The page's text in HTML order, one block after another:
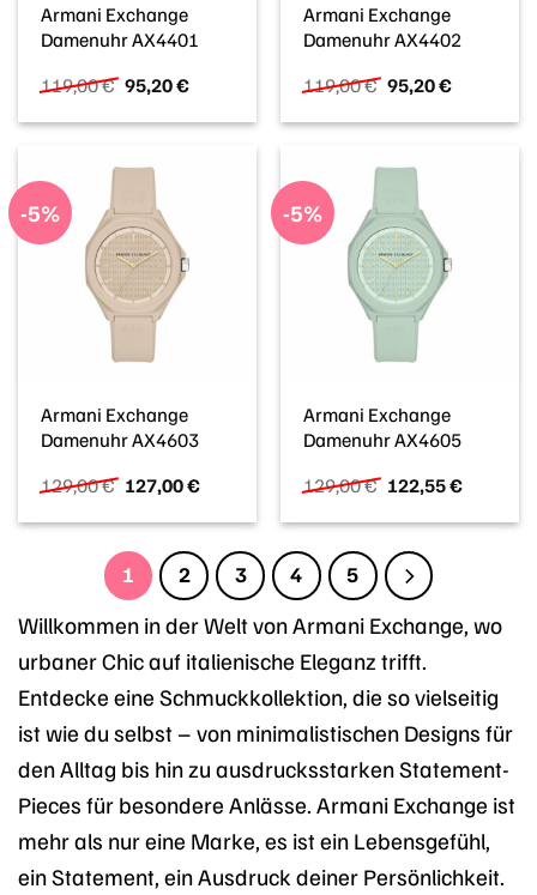
Armani Exchange
Damenuhr AX4401
119,00€ Ursprünglicher
Preis
war:
95,20€Aktueller
ist:
Armani Exchange
Damenuhr AX4402
119,00€ Ursprünglicher
Preis
war:
95,20€Aktueller
ist:
-5%
Armani Exchange
Damenuhr AX4603
129,00€ Ursprünglicher
Preis
war:
127,00€Aktueller
ist:
-5%
Armani Exchange
Damenuhr AX4605
129,00€ Ursprünglicher
Preis
war:
122,55€Aktueller
ist:
1 2 3 4 5
Willkommen in der Welt von Armani Exchange, wo
urbaner Chic auf italienische Eleganz trifft.
Entdecke eine Schmuckkollektion, die so vielseitig
ist wie du selbst – von minimalistischen Designs für
den Alltag bis hin zu ausdrucksstarken Statement-
Pieces für besondere Anlässe. Armani Exchange ist
mehr als nur eine Marke, es ist ein Lebensgefühl,
ein Statement, ein Ausdruck deiner Persönlichkeit.